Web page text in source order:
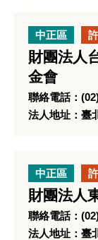
中正區
財團法人
金會
聯絡電話：
法人地址：臺
中正區
財團法人
聯絡電話：
法人地址：臺